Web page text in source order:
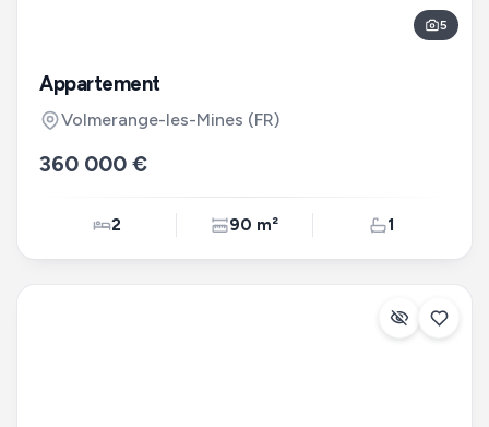
5
Appartement
Volmerange-les-Mines (FR)
360 000 €
2 90 m² 1